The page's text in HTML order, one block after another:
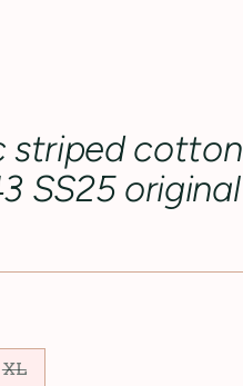
striped cotton
SS25 original
XL